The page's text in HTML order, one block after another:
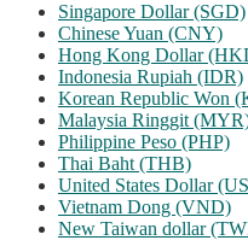
Singapore Dollar (SGD)
Chinese Yuan (CNY)
Hong Kong Dollar
Indonesia Rupiah (IDR)
Korean Republic Won
Malaysia Ringgit
Philippine Peso (PHP)
Thai Baht (THB)
United States Dollar
Vietnam Dong (VND)
New Taiwan dollar